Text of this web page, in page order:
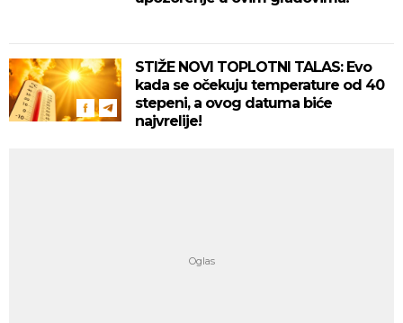
STIŽE NOVI TOPLOTNI TALAS: Evo
kada se očekuju temperature od 40
stepeni, a ovog datuma biće
najvrelije!